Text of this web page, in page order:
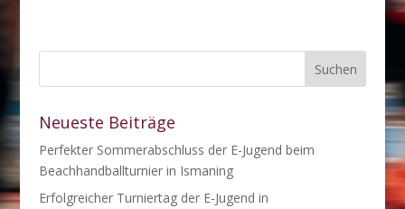
Neueste Beiträge
Perfekter Sommerabschluss der E-Jugend beim
Beachhandballturnier in Ismaning
Erfolgreicher Turniertag der E-Jugend in